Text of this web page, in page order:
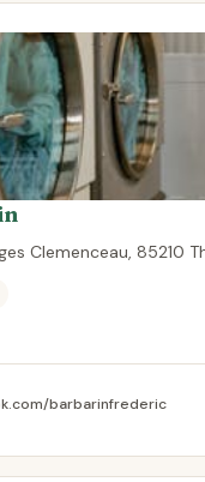
Clemenceau, 85210
barbarinfrederic